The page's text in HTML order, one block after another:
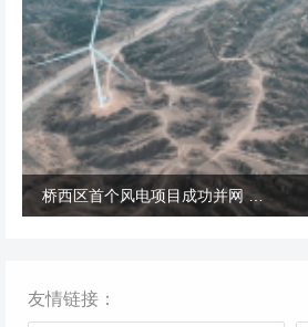
桥西区首个风电项目成功并网 助力绿电转型与乡村共富
冬季张北风景 桥西区首个风电项目成功并网 助力绿电转型与乡村共富
友情链接：